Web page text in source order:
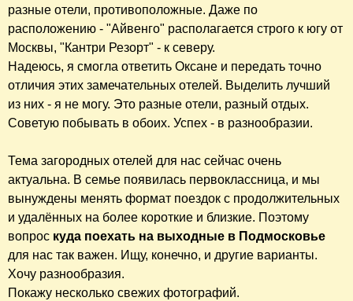
разные отели, противоположные. Даже по
расположению - "Айвенго" располагается строго к югу от
Москвы, "Кантри Резорт" - к северу.
Надеюсь, я смогла ответить Оксане и передать точно
отличия этих замечательных отелей. Выделить лучший
из них - я не могу. Это разные отели, разный отдых.
Советую побывать в обоих. Успех - в разнообразии.
Тема загородных отелей для нас сейчас очень
актуальна. В семье появилась первоклассница, и мы
вынуждены менять формат поездок с продолжительных
и удалённых на более короткие и близкие. Поэтому
вопрос куда поехать на выходные в Подмосковье
для нас так важен. Ищу, конечно, и другие варианты.
Хочу разнообразия.
Покажу несколько свежих фотографий.